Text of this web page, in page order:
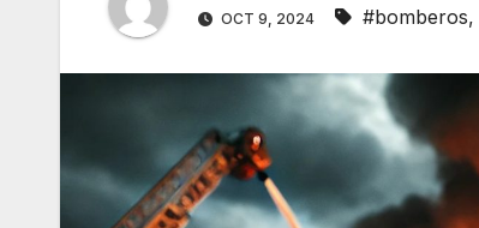
OCT 9, 2024 #bomberos,